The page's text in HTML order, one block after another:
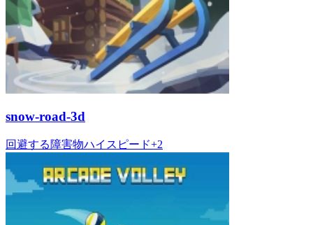
snow-road-3d
回避する障害物ハイスピード+2